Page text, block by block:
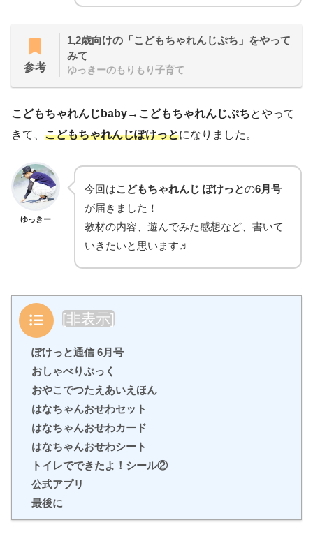
参考
1,2歳向けの「こどもちゃれんじぷち」をやって
みて
ゆっきーのもりもり子育て
こどもちゃれんじbaby→ こどもちゃれんじぷちとやって
きて、 こどもちゃれんじぽけっとになりました。
ゆっきー
今回はこどもちゃれんじ ぽけっとの6月号
が届きました！
教材の内容、遊んでみた感想など、書いて
いきたいと思います♬
目次 [非表示]
ぽけっと通信 6月号
おしゃべりぶっく
おやこでつたえあいえほん
はなちゃんおせわセット
はなちゃんおせわカード
はなちゃんおせわシート
トイレでできたよ！シール②
公式アプリ
最後に